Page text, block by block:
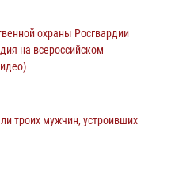
охраны Росгвардии
на всероссийском
троих мужчин, устроивших